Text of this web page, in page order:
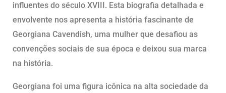
influentes do século XVIII. Esta biografia detalhada e
envolvente nos apresenta a história fascinante de
Georgiana Cavendish, uma mulher que desafiou as
convenções sociais de sua época e deixou sua marca
na história.
Georgiana foi uma figura icônica na alta sociedade da